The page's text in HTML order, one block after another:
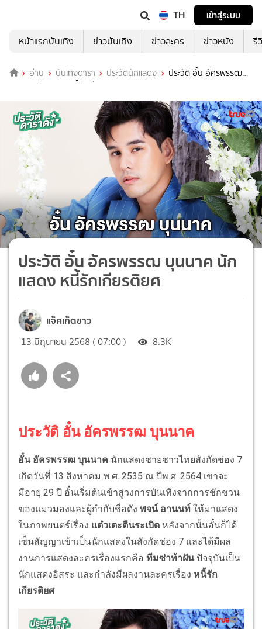
TH
เข้าสู่ระบบ
หน้าแรกบันเทิง
ข่าวบันเทิง ข่าวละคร ข่าวหนัง รี
อ่าน บันเทิงดารา ประวัตินักแสดง
ประวัติ อั๋น อัครพรรฒ
บุนนาค นักแสดง หนี้รักเกียรติยศ
ประวัติ อั๋น อัครพรรฒ บุนนาค นัก
แสดง หนี้รักเกียรติยศ
แจ็คเก็ตขาว
13 มิถุนายน 2568 ( 07:00 ) 8.3K
ประวัติ อั๋น อัครพรรฒ บุนนาค
อั๋น อัครพรรฒ บุนนาค นักแสดงชายชาวไทยสังกัดช่อง 7
เกิดวันที่ 13 สิงหาคม พ.ศ. 2535 ณ ปีพ.ศ. 2564 เขาจะ
มีอายุ 29 ปี อั๋นเริ่มต้นเข้าสู่วงการบันเทิงจากการชักชวน
ของแมวมองและผู้กำกับชื่อดัง พจน์ อานนท์ ให้มาแสดง
ในภาพยนตร์เรื่อง แต๋วเตะตีนระเบิด หลังจากนั้นอั๋นก็ได้
เซ็นสัญญาเข้าเป็นนักแสดงในสังกัดช่อง 7 และได้มีผล
งานการแสดงละครเรื่องแรกคือ ทีมซ่าท้าฝันปัจจุบันเป็น
นักแสดงอิสระ และกำลังมีผลงานละครเรื่อง หนี้รัก
เกียรติยศ